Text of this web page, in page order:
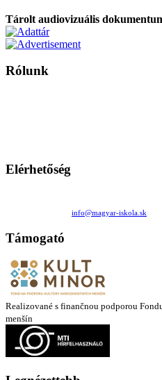
Tárolt audiovizuális
Rólunk
Elérhetőség
info@magyar-iskola.sk
Támogató
Realizované s finančnou podporou
menšín